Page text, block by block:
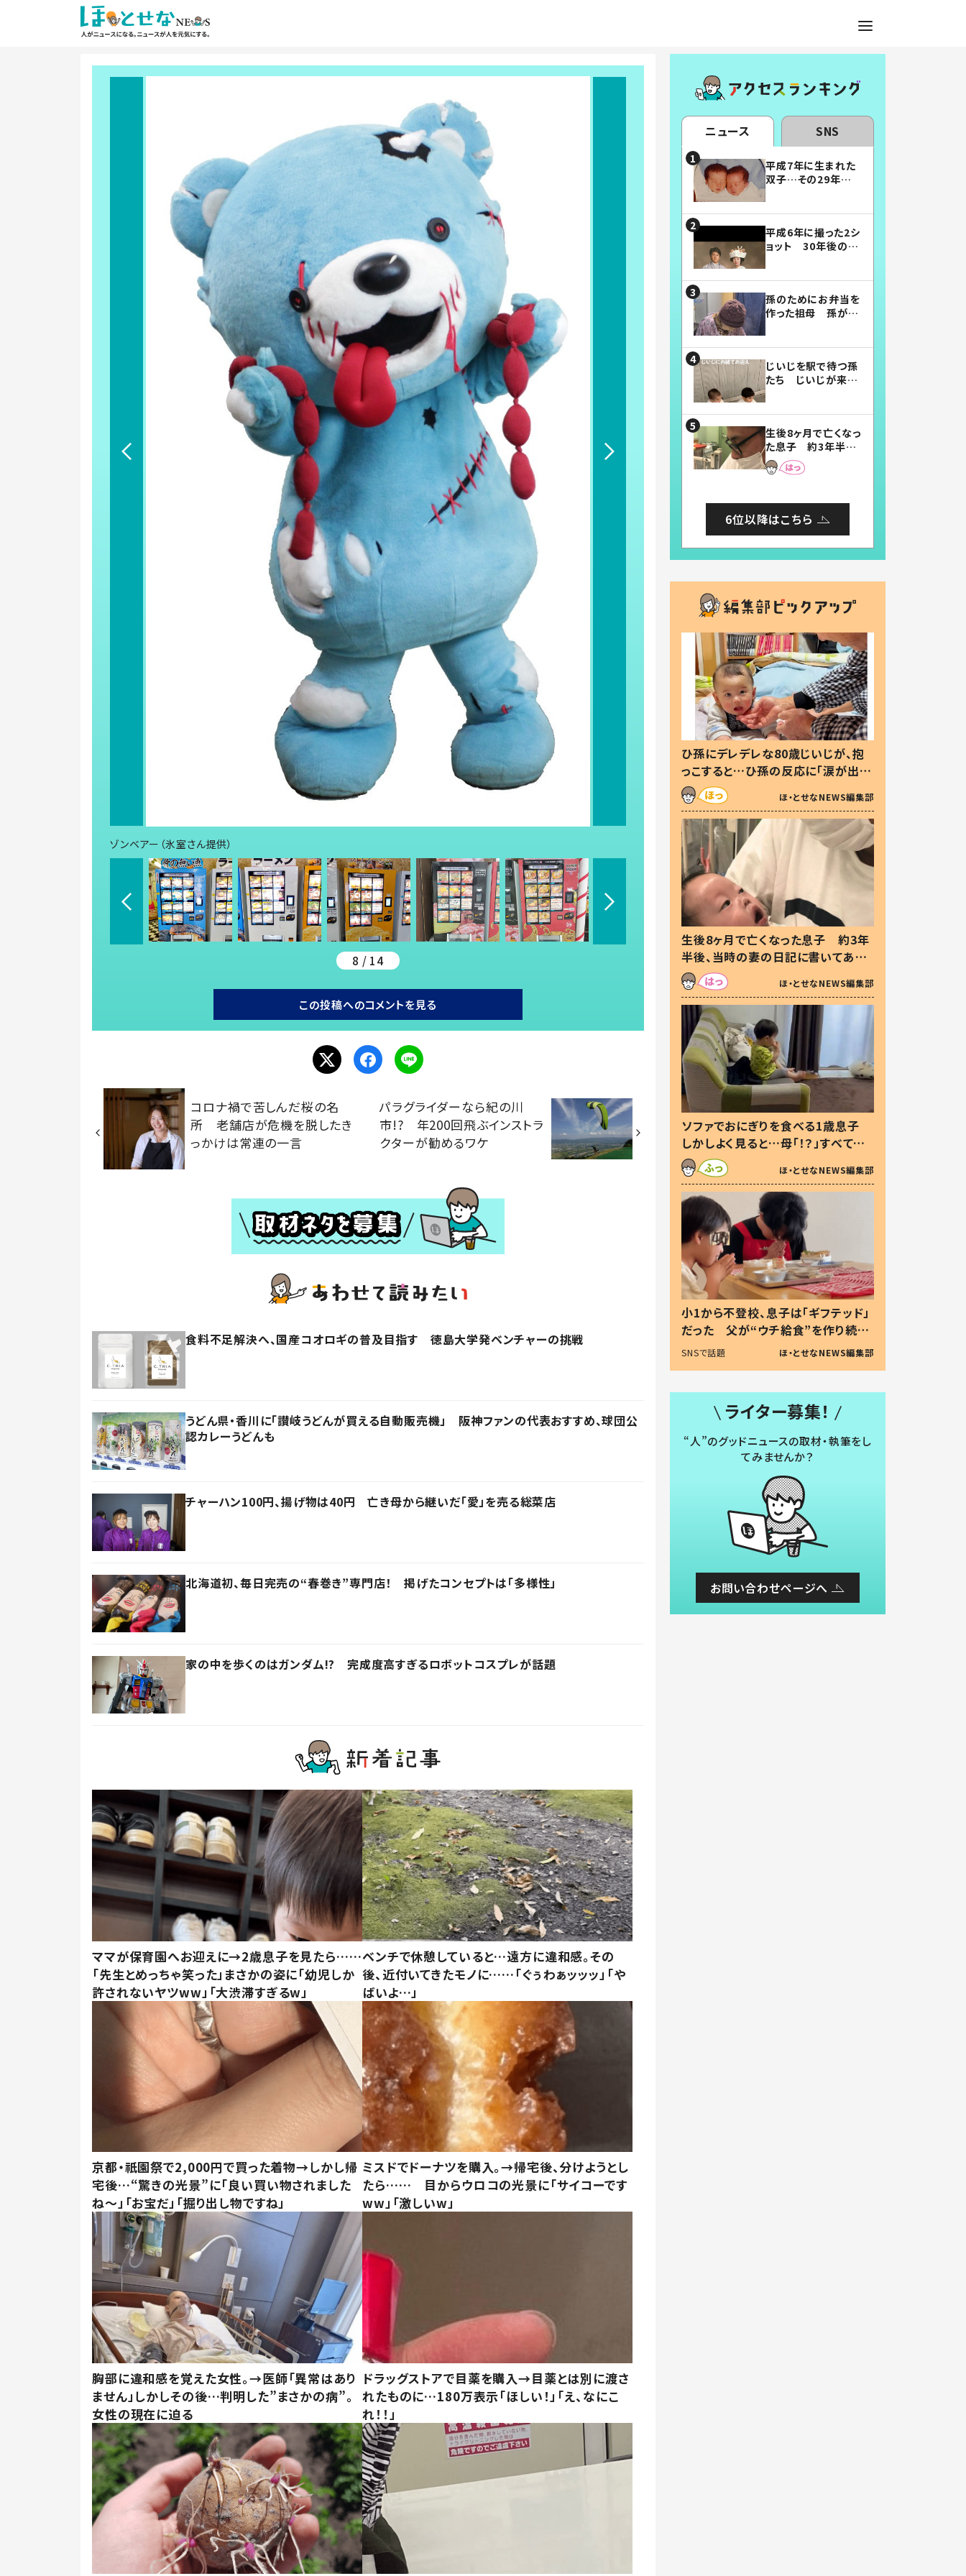
ゾンベアー（氷室さん提供）
8 / 14
この投稿へのコメントを見る
コロナ禍で苦しんだ桜の名
所 老舗店が危機を脱したき
っかけは常連の一言
パラグライダーなら紀の川
市!? 年200回飛ぶインストラ
クターが勧めるワケ
食料不足解決へ、国産コオロギの普及目指す 徳島大学発ベンチャーの挑戦
うどん県・香川に「讃岐うどんが買える自動販売機」 阪神ファンの代表おすすめ、球団公
認カレーうどんも
チャーハン100円、揚げ物は40円 亡き母から継いだ「愛」を売る総菜店
北海道初、毎日完売の“春巻き”専門店！ 掲げたコンセプトは「多様性」
家の中を歩くのはガンダム!? 完成度高すぎるロボットコスプレが話題
ママが保育園へお迎えに→2歳息子を見たら……
「先生とめっちゃ笑った」まさかの姿に「幼児しか
許されないヤツww」「大渋滞すぎるw」
ベンチで休憩していると…遠方に違和感。その
後、近付いてきたモノに……「ぐぅわぁッッッ」「や
ばいよ…」
京都・祇園祭で2,000円で買った着物→しかし帰
宅後…“驚きの光景”に「良い買い物されました
ね～」「お宝だ」「掘り出し物ですね」
ミスドでドーナツを購入。→帰宅後、分けようとし
たら…… 目からウロコの光景に「サイコーです
ww」「激しいw」
胸部に違和感を覚えた女性。→医師「異常はあり
ません」しかしその後…判明した”まさかの病”。
女性の現在に迫る
ドラッグストアで目薬を購入→目薬とは別に渡さ
れたものに…180万表示「ほしい！」「え、なにこ
れ！！」
ニュース SNS
平成7年に生まれた
双子…その29年後
平成6年に撮った2シ
ョット 30年後の姿
孫のためにお弁当を
作った祖母 孫が絶
じいじを駅で待つ孫
たち じいじが来た
まらない」「幸せにな
れる」
生後8ヶ月で亡くなっ
た息子 約3年半
後、当時の妻の日記
に書いてあった本音
6位以降はこちら
ひ孫にデレデレな80歳じいじが、抱
っこすると…ひ孫の反応に「涙が出ま
した」「可愛くて仕方ない」
ほ・とせなNEWS編集部
生後8ヶ月で亡くなった息子 約3年
半後、当時の妻の日記に書いてあっ
た本音とは
ほ・とせなNEWS編集部
ソファでおにぎりを食べる1歳息子
しかしよく見ると…母「！？」すべてを
察した母の投稿に「可愛いから許
す！」「現行犯〜」
ほ・とせなNEWS編集部
小1から不登校、息子は「ギフテッド」
だった 父が“ウチ給食”を作り続け
る理由とは #令和の親 #令和の子
SNSで話題 ほ・とせなNEWS編集部
ライター募集！
“人”のグッドニュースの取材・執筆をし
てみませんか？
お問い合わせページへ